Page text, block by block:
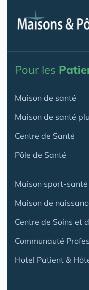
Pour les
Maison de santé
Maison de santé
Centre de Santé
Pôle de Santé
Maison sport-santé
Maison de
Centre de Soins et
Communauté
Hotel Patient &